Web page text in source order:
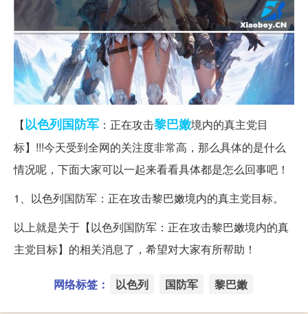
【以色列国防军 ：正在攻击黎巴嫩境内的真主党目
标】!!!今天受到全网的关注度非常高，那么具体的是什么
情况呢，下面大家可以一起来看看具体都是怎么回事吧！
1、以色列国防军：正在攻击黎巴嫩境内的真主党目标。
以上就是关于【以色列国防军：正在攻击黎巴嫩境内的真
主党目标】的相关消息了，希望对大家有所帮助！
网络标签： 以色列 国防军 黎巴嫩